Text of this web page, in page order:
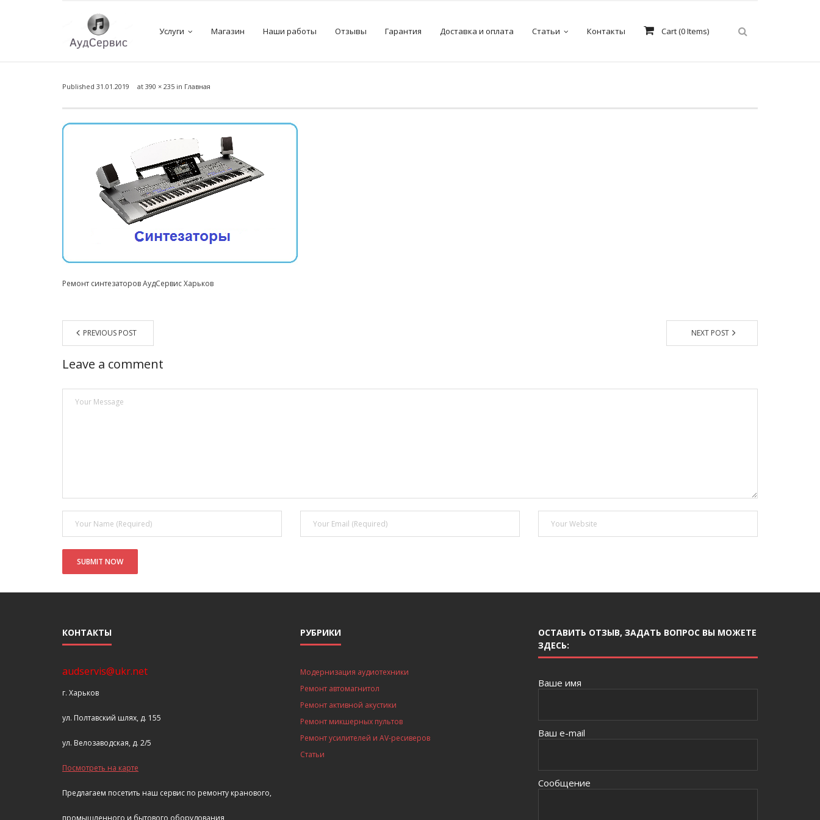
Услуги Магазин Наши работы Отзывы Гарантия Доставка и оплата Статьи Контакты Cart (0Items)
Published 31.01.2019 at 390 × 235 in Главная
Ремонт синтезаторов АудСервис Харьков
PREVIOUS POST NEXT POST
Leave a comment
КОНТАКТЫ
audservis@ukr.net
г. Харьков
ул. Полтавский шлях, д. 155
ул. Велозаводская, д. 2/5
Посмотреть на карте
Предлагаем посетить наш сервис по ремонту кранового,
промышленного и бытового оборудования
РУБРИКИ
Модернизация аудиотехники
Ремонт автомагнитол
Ремонт активной акустики
Ремонт микшерных пультов
Ремонт усилителей и AV-ресиверов
Статьи
ОСТАВИТЬ ОТЗЫВ, ЗАДАТЬ ВОПРОС ВЫ МОЖЕТЕ
ЗДЕСЬ:
Ваше имя
Ваш e-mail
Сообщение